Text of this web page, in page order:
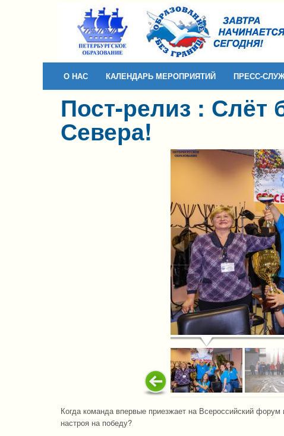
О НАС КАЛЕНДАРЬ МЕРОПРИЯТИЙ ПРЕСС-
Пост-релиз : Слёт
Севера!
Когда команда впервые приезжает на Всероссийский
настроя на победу?